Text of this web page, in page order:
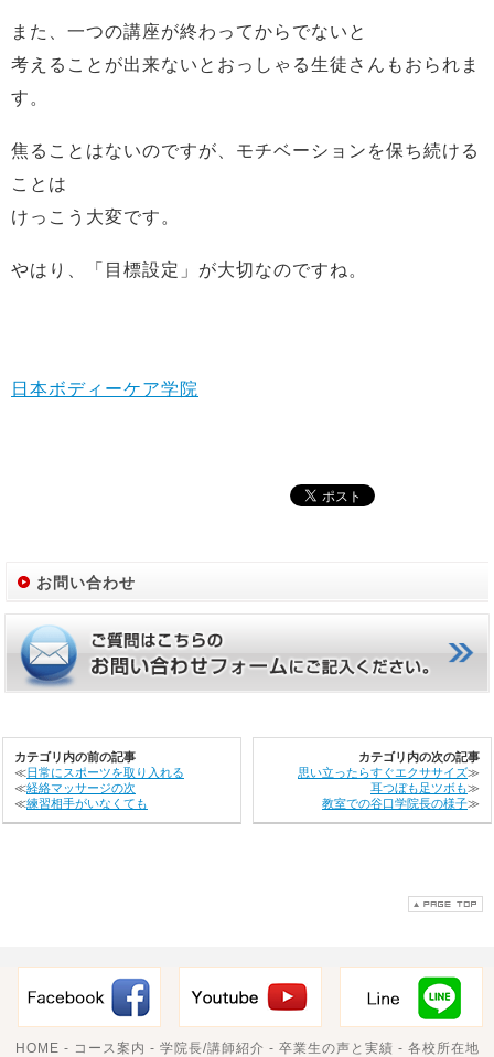
また、一つの講座が終わってからでないと
考えることが出来ないとおっしゃる生徒さんもおられま
す。
焦ることはないのですが、モチベーションを保ち続ける
ことは
けっこう大変です。
やはり、「目標設定」が大切なのですね。
日本ボディーケア学院
お問い合わせ
カテゴリ内の前の記事
≪日常にスポーツを取り入れる
≪経絡マッサージの次
≪練習相手がいなくても
カテゴリ内の次の記事
思い立ったらすぐエクササイズ≫
耳つぼも足ツボも≫
教室での谷口学院長の様子≫
HOME - コース案内 - 学院長/講師紹介 - 卒業生の声と実績 - 各校所在地